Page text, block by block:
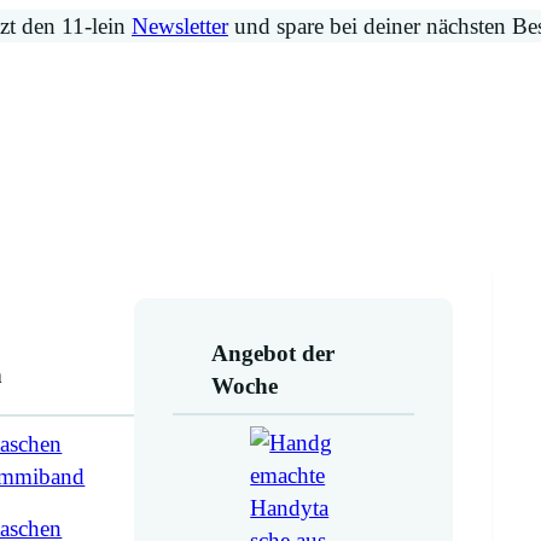
den 11-lein Newsletterund spare bei deiner nächsten
Angebot der
Woche